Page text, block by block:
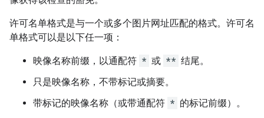
许可名单格式是与一个或多个图片网址匹配的格式。许可名
单格式可以是以下任一项：
映像名称前缀，以通配符 * 或 ** 结尾。
只是映像名称，不带标记或摘要。
带标记的映像名称（或带通配符 * 的标记前缀）。